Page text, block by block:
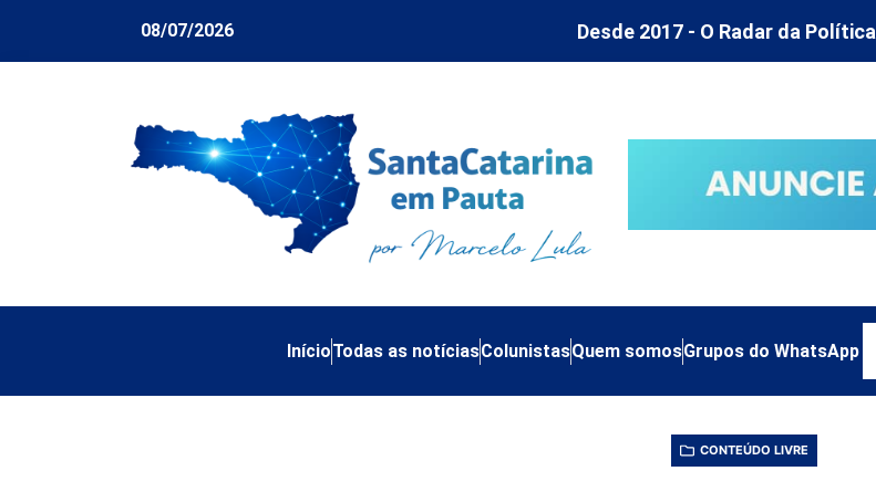
08/07/2026 Desde 2017 - O Radar da Política
InícioTodas as notíciasColunistasQuem somosGrupos do WhatsApp
CONTEÚDO LIVRE